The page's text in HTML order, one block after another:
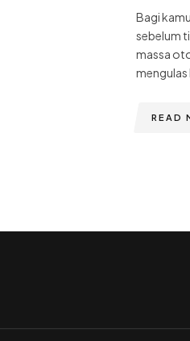
Bagi
sebelum
massa
mengulas
READ